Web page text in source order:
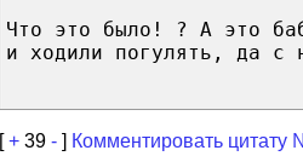
Что это было! ? А это
и ходили погулять, да с
[+ 39 - ] Комментировать цитату